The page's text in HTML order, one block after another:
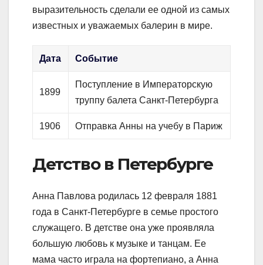
выразительность сделали ее одной из самых
известных и уважаемых балерин в мире.
Дата Событие
1899
Поступление в Императорскую
труппу балета Санкт-Петербурга
1906 Отправка Анны на учебу в Париж
Детство в Петербурге
Анна Павлова родилась 12 февраля 1881
года в Санкт-Петербурге в семье простого
служащего. В детстве она уже проявляла
большую любовь к музыке и танцам. Ее
мама часто играла на фортепиано, а Анна